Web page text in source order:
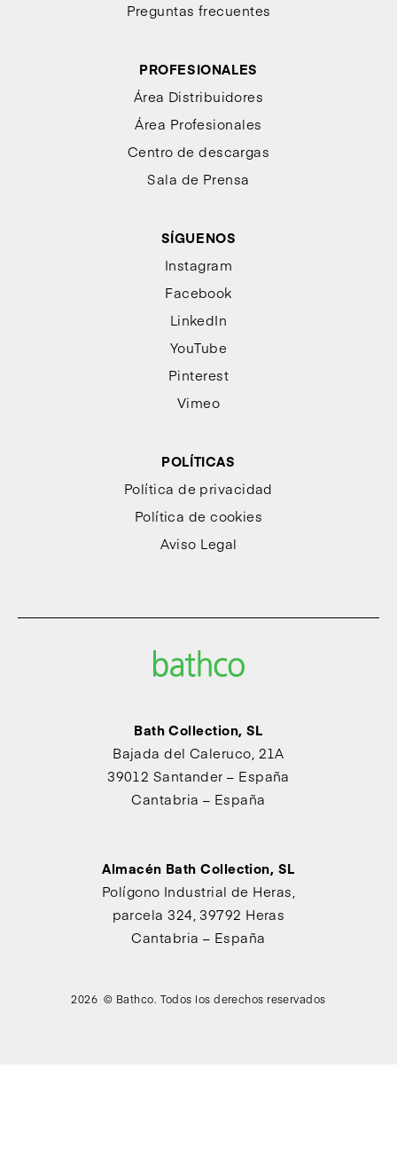
Preguntas frecuentes
PROFESIONALES
Área Distribuidores
Área Profesionales
Centro de descargas
Sala de Prensa
SÍGUENOS
Instagram
Facebook
LinkedIn
YouTube
Pinterest
Vimeo
POLÍTICAS
Política de privacidad
Política de cookies
Aviso Legal
Bath Collection, SL
Bajada del Caleruco, 21A
39012 Santander – España
Cantabria – España
Almacén Bath Collection, SL
Polígono Industrial de Heras,
parcela 324, 39792 Heras
Cantabria – España
2026 © Bathco. Todos los derechos reservados